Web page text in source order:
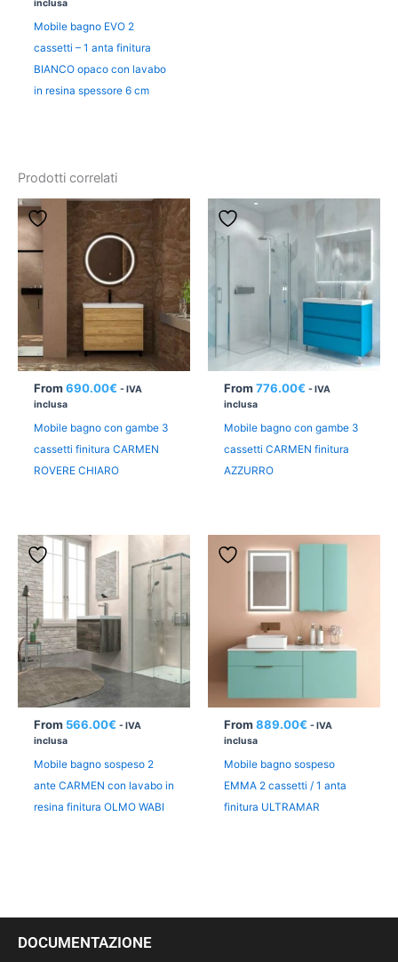
inclusa
Mobile bagno EVO 2
cassetti – 1 anta finitura
BIANCO opaco con lavabo
in resina spessore 6 cm
Prodotti correlati
From 690.00€ - IVA
inclusa
Mobile bagno con gambe 3
cassetti finitura CARMEN
ROVERE CHIARO
From 776.00€ - IVA
inclusa
Mobile bagno con gambe 3
cassetti CARMEN finitura
AZZURRO
From 566.00€ - IVA
inclusa
Mobile bagno sospeso 2
ante CARMEN con lavabo in
resina finitura OLMO WABI
From 889.00€ - IVA
inclusa
Mobile bagno sospeso
EMMA 2 cassetti / 1 anta
finitura ULTRAMAR
DOCUMENTAZIONE